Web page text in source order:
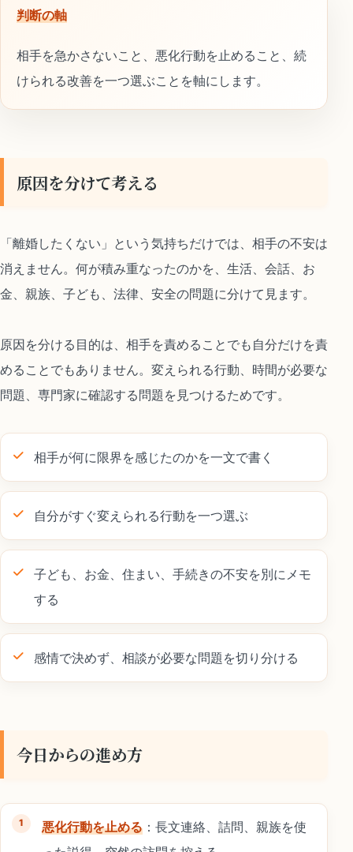
判断の軸
相手を急かさないこと、悪化行動を止めること、続
けられる改善を一つ選ぶことを軸にします。
原因を分けて考える
「離婚したくない」という気持ちだけでは、相手の不安は
消えません。何が積み重なったのかを、生活、会話、お
金、親族、子ども、法律、安全の問題に分けて見ます。
原因を分ける目的は、相手を責めることでも自分だけを責
めることでもありません。変えられる行動、時間が必要な
問題、専門家に確認する問題を見つけるためです。
相手が何に限界を感じたのかを一文で書く
自分がすぐ変えられる行動を一つ選ぶ
子ども、お金、住まい、手続きの不安を別にメモ
する
感情で決めず、相談が必要な問題を切り分ける
今日からの進め方
悪化行動を止める ：長文連絡、詰問、親族を使